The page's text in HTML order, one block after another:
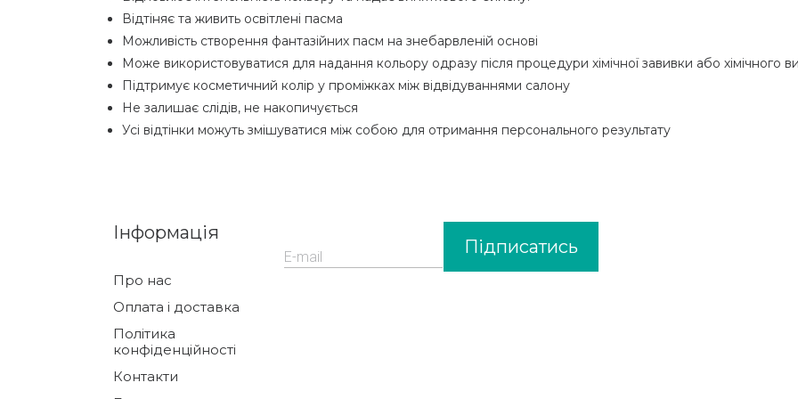
Відтіняє та живить освітлені пасма
Можливість створення фантазійних пасм на знебарвленій основі
Може використовуватися для надання кольору одразу після процедури хімічної завивки або хімічного
Підтримує косметичний колір у проміжках між відвідуваннями салону
Не залишає слідів, не накопичується
Усі відтінки можуть змішуватися між собою для отримання персонального результату
Інформація
Про нас
Оплата і доставка
Політика
конфіденційності
Контакти
Підписатись